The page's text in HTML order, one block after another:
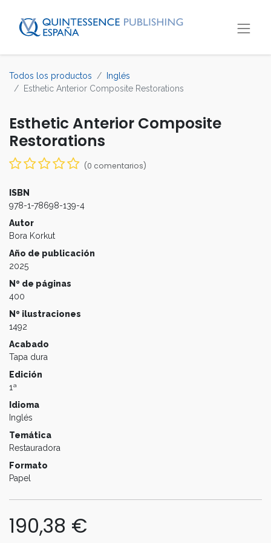
Todos los productos
Inglés
Esthetic Anterior Composite Restorations
Esthetic Anterior Composite
Restorations
(0 comentarios)
ISBN
978-1-78698-139-4
Autor
Bora Korkut
Año de publicación
2025
Nº de páginas
400
Nº ilustraciones
1492
Acabado
Tapa dura
Edición
1ª
Idioma
Inglés
Temática
Restauradora
Formato
Papel
190,38 €